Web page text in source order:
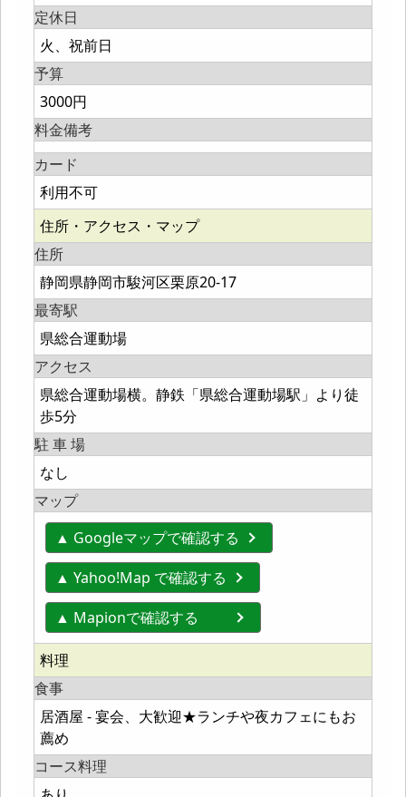
定休日
火、祝前日
予算
3000円
料金備考
カード
利用不可
住所・アクセス・マップ
住所
静岡県静岡市駿河区栗原20-17
最寄駅
県総合運動場
アクセス
県総合運動場横。静鉄「県総合運動場駅」より徒
歩5分
駐 車 場
なし
マップ
▲ Googleマップで確認する
▲ Yahoo!Map で確認する
▲ Mapionで確認する
料理
食事
居酒屋 - 宴会、大歓迎★ランチや夜カフェにもお
薦め
コース料理